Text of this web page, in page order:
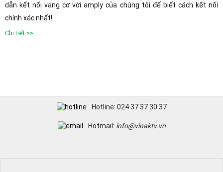
dẫn kết nối vang cơ với amply của chúng tôi để biết cách kết nối
chính xác nhất!
Chi tiết >>
Hotline: 024 37 37 30 37
Hotmail: info@vinaktv.vn